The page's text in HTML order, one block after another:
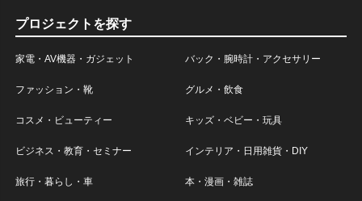
プロジェクトを探す
家電・AV機器・ガジェット バック・腕時計・アクセサリー
ファッション・靴 グルメ・飲食
コスメ・ビューティー キッズ・ベビー・玩具
ビジネス・教育・セミナー インテリア・日用雑貨・DIY
旅行・暮らし・車 本・漫画・雑誌